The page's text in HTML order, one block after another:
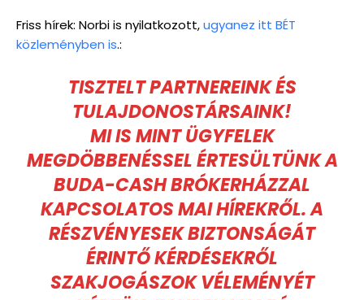
Friss hírek: Norbi is nyilatkozott,ugyanez itt BÉT
közleményben is.:
TISZTELT PARTNEREINK ÉS
TULAJDONOSTÁRSAINK!
MI IS MINT ÜGYFELEK
MEGDÖBBENÉSSEL ÉRTESÜLTÜNK A
BUDA-CASH BRÓKERHÁZZAL
KAPCSOLATOS MAI HÍREKRŐL. A
RÉSZVÉNYESEK BIZTONSÁGÁT
ÉRINTŐ KÉRDÉSEKRŐL
SZAKJOGÁSZOK VÉLEMÉNYÉT